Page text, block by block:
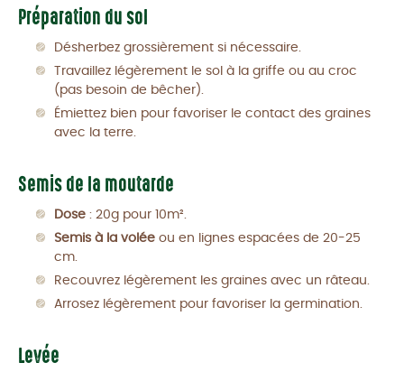
Préparation du sol
Désherbez grossièrement si nécessaire.
Travaillez légèrement le sol à la griffe ou au croc
(pas besoin de bêcher).
Émiettez bien pour favoriser le contact des graines
avec la terre.
Semis de la moutarde
Dose : 20g pour 10m².
Semis à la volée ou en lignes espacées de 20-25
cm.
Recouvrez légèrement les graines avec un râteau.
Arrosez légèrement pour favoriser la germination.
Levée